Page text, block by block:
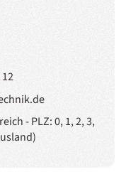
- PLZ: 0, 1, 2, 3,